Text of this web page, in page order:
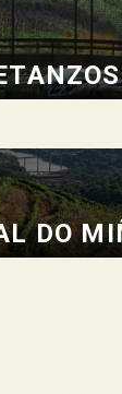
DO